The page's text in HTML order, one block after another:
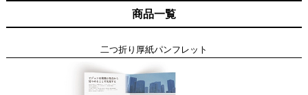
商品一覧
二つ折り厚紙パンフレット